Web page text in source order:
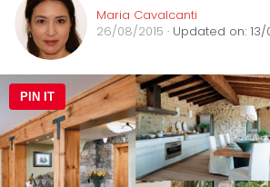
Maria Cavalcanti
26/08/2015 · Updated on:
PIN IT